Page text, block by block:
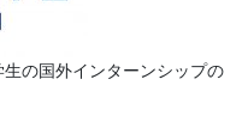
の国外インターンシップの